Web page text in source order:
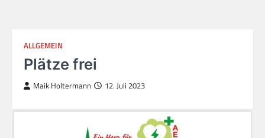
ALLGEMEIN
Plätze frei
Maik Holtermann 12. Juli 2023